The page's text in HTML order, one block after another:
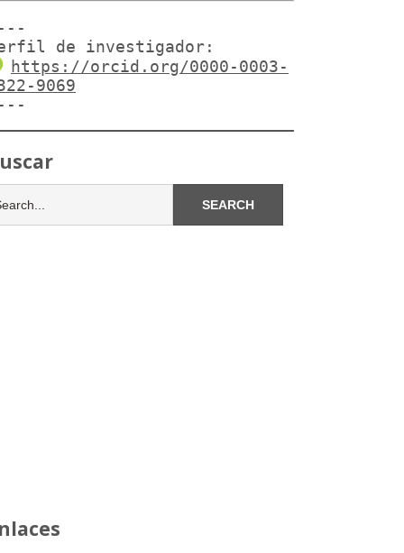
de investigador:
https://orcid.org/0000-0003-
9069